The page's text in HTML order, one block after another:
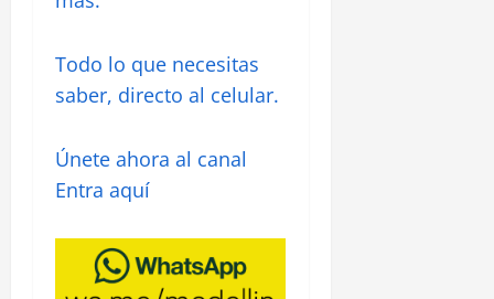
Todo lo que necesitas
saber, directo al celular.
Únete ahora al canal
Entra aquí